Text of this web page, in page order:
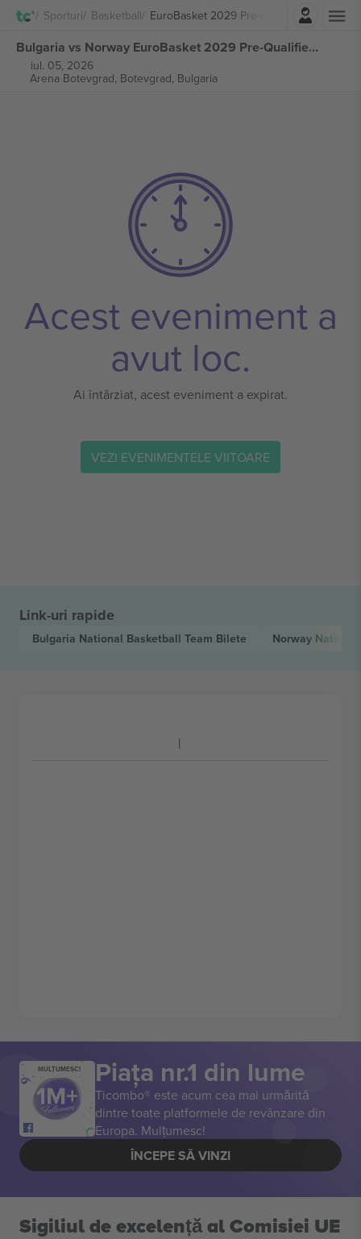
Sporturi Basketball EuroBasket 2029 Pre-Qualifiers
Autentificare
Bulgaria vs Norway EuroBasket 2029 Pre-Qualifiers bilete
iul. 05, 2026
Arena Botevgrad, Botevgrad, Bulgaria
Acest eveniment a
avut loc.
Ai întârziat, acest eveniment a expirat.
VEZI EVENIMENTELE VIITOARE
Link-uri rapide
Bulgaria National Basketball Team Bilete Norway
MULȚUMESC! Piața nr.1 din lume
Ticombo® este acum cea mai urmărită
dintre toate platformele de revânzare din
Europa. Mulțumesc!
ÎNCEPE SĂ VINZI
Sigiliul de excelență al Comisiei UE